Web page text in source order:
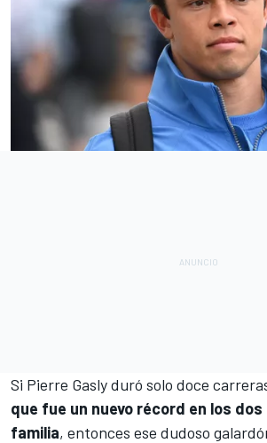
Si Pierre Gasly duró solo doce
que fue un nuevo récord en los
familia, entonces ese dudoso